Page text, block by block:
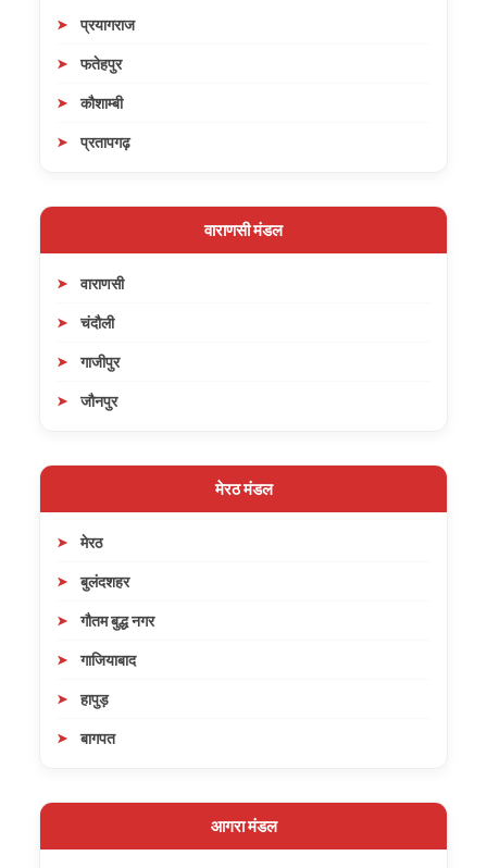
प्रयागराज
फतेहपुर
कौशाम्बी
प्रतापगढ़
वाराणसी मंडल
वाराणसी
चंदौली
गाजीपुर
जौनपुर
मेरठ मंडल
मेरठ
बुलंदशहर
गौतम बुद्ध नगर
गाजियाबाद
हापुड़
बागपत
आगरा मंडल